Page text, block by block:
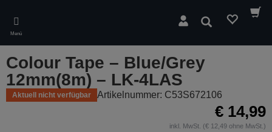
main
content
Menü
Suchen
Colour Tape – Blue/Grey
12mm(8m) – LK-4LAS
Aktuell nicht verfügbar Artikelnummer: C53S672106
€ 14,99
inkl. MwSt. (€ 12,49 ohne MwSt.)